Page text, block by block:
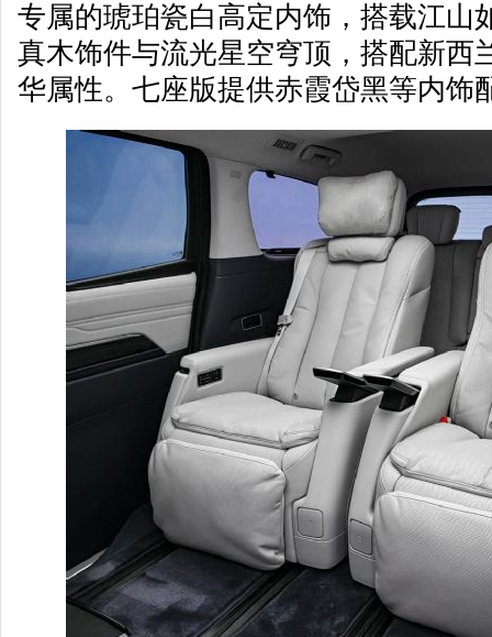
专属的琥珀瓷白高定内饰，搭载江山
真木饰件与流光星空穹顶，搭配新西
华属性。七座版提供赤霞岱黑等内饰